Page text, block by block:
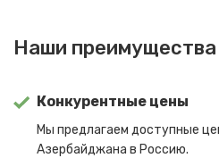
Наши преимущества
Конкурентные цены
Мы предлагаем доступные
Азербайджана в Россию.